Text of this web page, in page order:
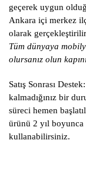
geçerek uygun
Ankara içi merkez
olarak
Tüm dünyaya
olursanız olun
Satış Sonrası Destek:
kalmadığınız bir
süreci hemen
ürünü 2 yıl
kullanabilirsiniz.